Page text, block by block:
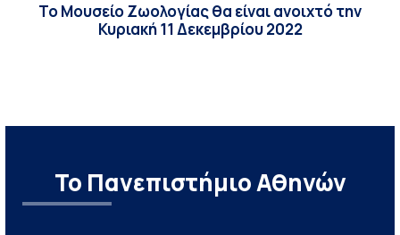
Το Μουσείο Ζωολογίας θα είναι ανοιχτό την
Κυριακή 11 Δεκεμβρίου 2022
Το Πανεπιστήμιο Αθηνών